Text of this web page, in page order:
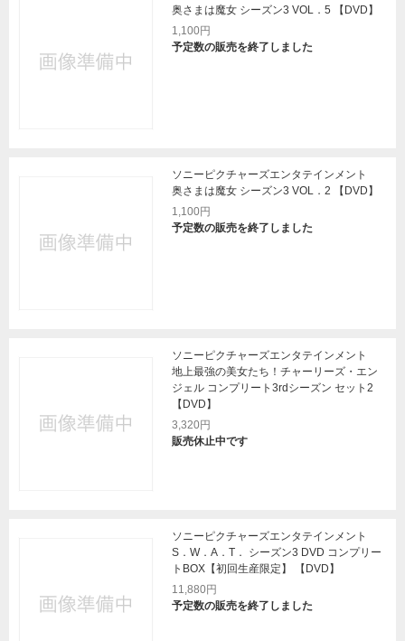
奥さまは魔女 シーズン3 VOL．5 【DVD】
1,100円
予定数の販売を終了しました
ソニーピクチャーズエンタテインメント
奥さまは魔女 シーズン3 VOL．2 【DVD】
1,100円
予定数の販売を終了しました
ソニーピクチャーズエンタテインメント
地上最強の美女たち！チャーリーズ・エン
ジェル コンプリート3rdシーズン セット2
【DVD】
3,320円
販売休止中です
ソニーピクチャーズエンタテインメント
S．W．A．T． シーズン3 DVD コンプリー
トBOX【初回生産限定】 【DVD】
11,880円
予定数の販売を終了しました